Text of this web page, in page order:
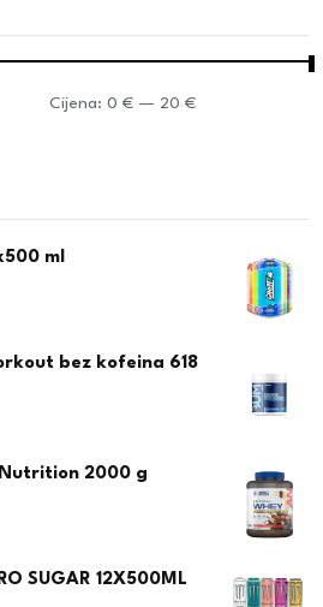
Cijena: 0 €— 20 €
ml
bez kofeina 618
2000 g
SUGAR 12X500ML